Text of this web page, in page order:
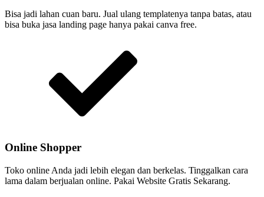
Bisa jadi lahan cuan baru. Jual ulang templatenya tanpa batas, atau
bisa buka jasa landing page hanya pakai canva free.
Online Shopper
Toko online Anda jadi lebih elegan dan berkelas. Tinggalkan cara
lama dalam berjualan online. Pakai Website Gratis Sekarang.